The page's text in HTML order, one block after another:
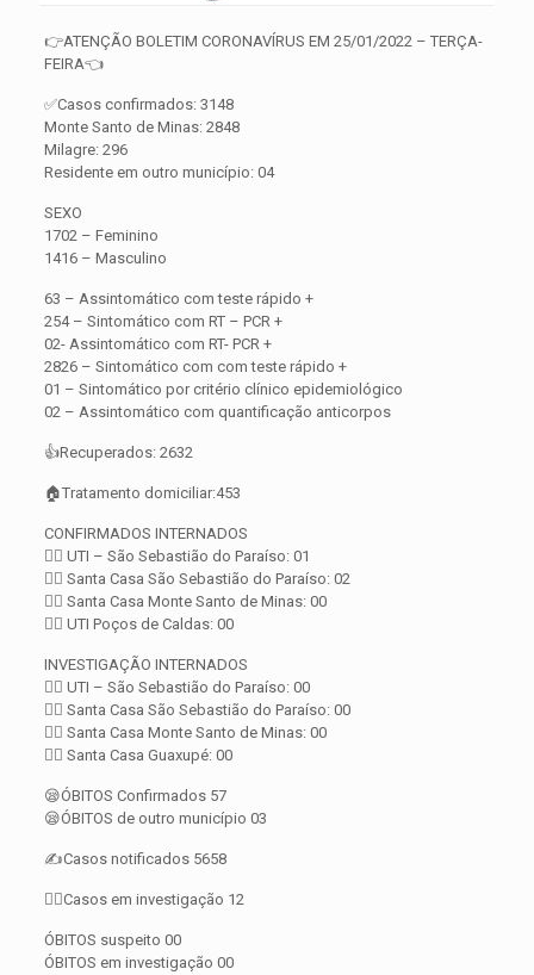
👉ATENÇÃO BOLETIM CORONAVÍRUS EM 25/01/2022 – TERÇA-
FEIRA👈
✅Casos confirmados: 3148
Monte Santo de Minas: 2848
Milagre: 296
Residente em outro município: 04
SEXO
1702 – Feminino
1416 – Masculino
63 – Assintomático com teste rápido +
254 – Sintomático com RT – PCR +
02- Assintomático com RT- PCR +
2826 – Sintomático com com teste rápido +
01 – Sintomático por critério clínico epidemiológico
02 – Assintomático com quantificação anticorpos
👍Recuperados: 2632
🏠Tratamento domiciliar:453
CONFIRMADOS INTERNADOS
👨‍⚕️ UTI – São Sebastião do Paraíso: 01
👨‍⚕️ Santa Casa São Sebastião do Paraíso: 02
👨‍⚕️ Santa Casa Monte Santo de Minas: 00
👨‍⚕️ UTI Poços de Caldas: 00
INVESTIGAÇÃO INTERNADOS
👨‍⚕️ UTI – São Sebastião do Paraíso: 00
👨‍⚕️ Santa Casa São Sebastião do Paraíso: 00
👨‍⚕️ Santa Casa Monte Santo de Minas: 00
👨‍⚕️ Santa Casa Guaxupé: 00
😪ÓBITOS Confirmados 57
😪ÓBITOS de outro município 03
✍️Casos notificados 5658
🕵️‍♀️Casos em investigação 12
ÓBITOS suspeito 00
ÓBITOS em investigação 00